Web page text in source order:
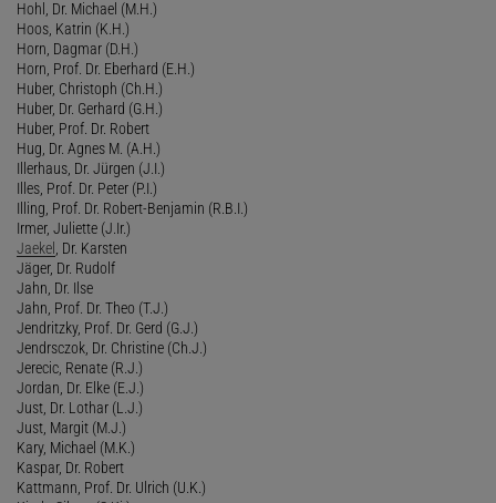
Hohl, Dr. Michael (M.H.)
Hoos, Katrin (K.H.)
Horn, Dagmar (D.H.)
Horn, Prof. Dr. Eberhard (E.H.)
Huber, Christoph (Ch.H.)
Huber, Dr. Gerhard (G.H.)
Huber, Prof. Dr. Robert
Hug, Dr. Agnes M. (A.H.)
Illerhaus, Dr. Jürgen (J.I.)
Illes, Prof. Dr. Peter (P.I.)
Illing, Prof. Dr. Robert-Benjamin (R.B.I.)
Irmer, Juliette (J.Ir.)
Jaekel , Dr. Karsten
Jäger, Dr. Rudolf
Jahn, Dr. Ilse
Jahn, Prof. Dr. Theo (T.J.)
Jendritzky, Prof. Dr. Gerd (G.J.)
Jendrsczok, Dr. Christine (Ch.J.)
Jerecic, Renate (R.J.)
Jordan, Dr. Elke (E.J.)
Just, Dr. Lothar (L.J.)
Just, Margit (M.J.)
Kary, Michael (M.K.)
Kaspar, Dr. Robert
Kattmann, Prof. Dr. Ulrich (U.K.)